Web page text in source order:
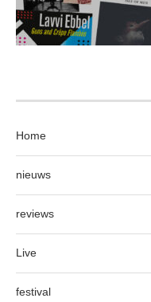
Home
nieuws
reviews
Live
festival